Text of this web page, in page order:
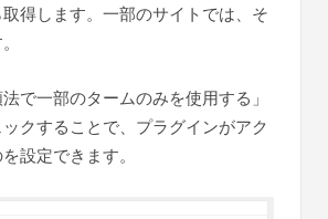
得します。一部のサイトでは、そ
法で一部のタームのみを使用する」
クすることで、プラグインがアク
設定できます。